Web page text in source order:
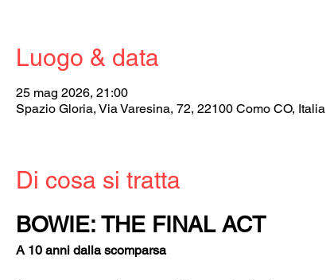
Luogo & data
25 mag 2026, 21:00
Spazio Gloria, Via Varesina, 72, 22100 Como CO, Italia
Di cosa si tratta
BOWIE: THE FINAL ACT
A 10 anni dalla scomparsa